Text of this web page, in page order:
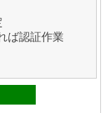
ば認証作業